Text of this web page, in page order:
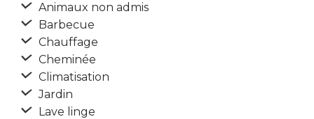
Animaux non admis
Barbecue
Chauffage
Cheminée
Climatisation
Jardin
Lave linge